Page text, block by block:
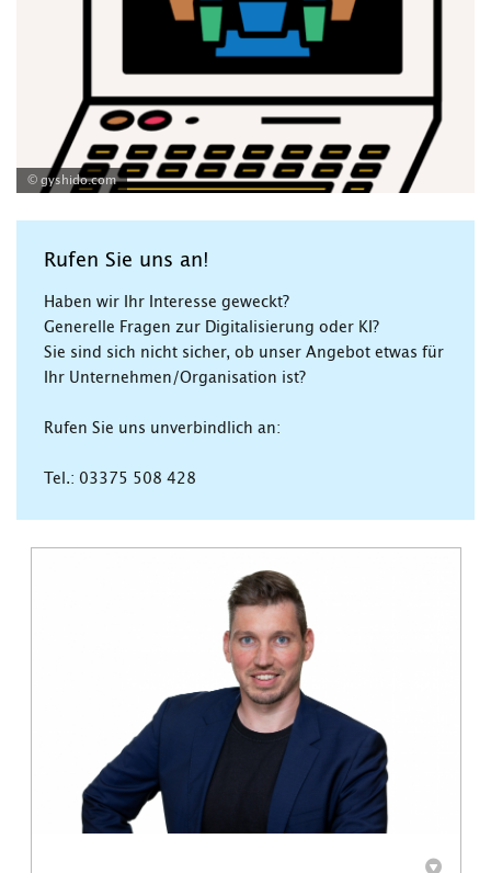
© gyshido.com
Rufen Sie uns an!
Haben wir Ihr Interesse geweckt?
Generelle Fragen zur Digitalisierung oder KI?
Sie sind sich nicht sicher, ob unser Angebot etwas für
Ihr Unternehmen/Organisation ist?
Rufen Sie uns unverbindlich an:
Tel.: 03375 508 428